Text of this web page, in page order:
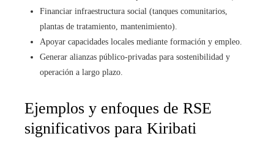
Financiar infraestructura social (tanques comunitarios,
plantas de tratamiento, mantenimiento).
Apoyar capacidades locales mediante formación y empleo.
Generar alianzas público‑privadas para sostenibilidad y
operación a largo plazo.
Ejemplos y enfoques de RSE
significativos para Kiribati